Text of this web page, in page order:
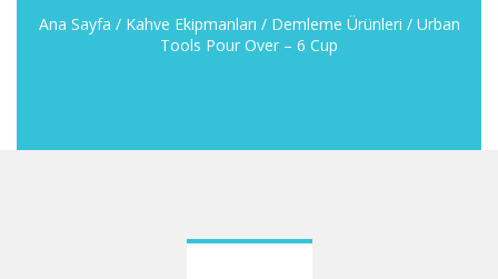
Ana Sayfa / Kahve Ekipmanları / Demleme Ürünleri / Urban
Tools Pour Over – 6 Cup